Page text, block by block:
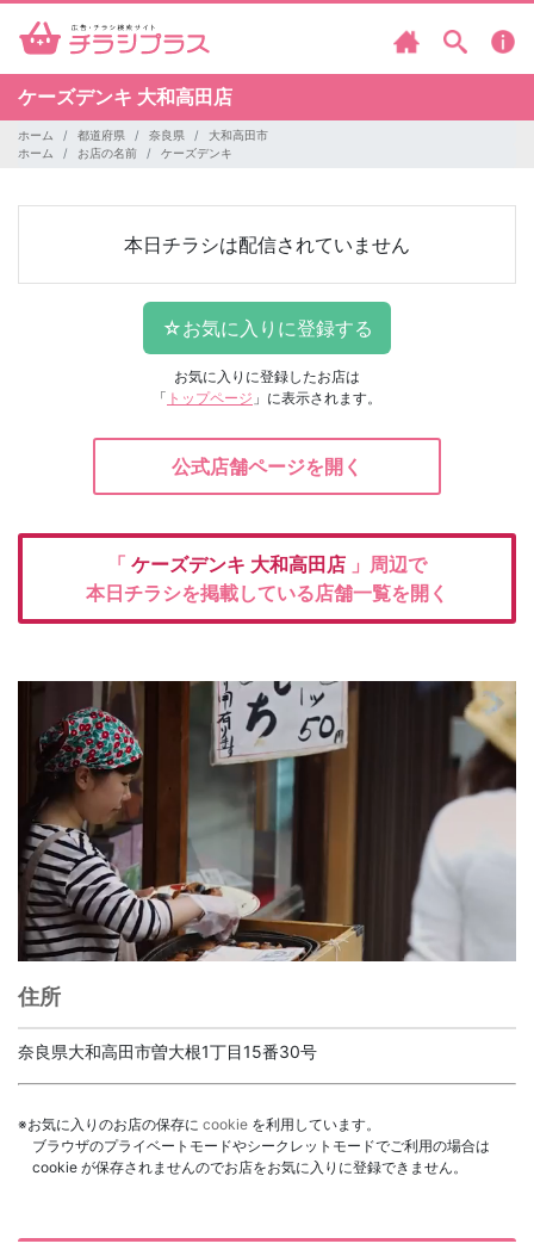
ケーズデンキ 大和高田店
ホーム 都道府県 奈良県
大和高田市
ホーム
お店の名前 ケーズデンキ
本日チラシは配信されていません
お気に入りに登録したお店は
「 トップページ 」に表示されます。
公式店舗ページを開く
「 ケーズデンキ 大和高田店 」周辺で
本日チラシを掲載している店舗一覧を開く
住所
奈良県大和高田市曽大根1丁目15番30号
※お気に入りのお店の保存に cookie を利用しています。
ブラウザのプライベートモードやシークレットモードでご利用の場合は
cookie が保存されませんのでお店をお気に入りに登録できません。